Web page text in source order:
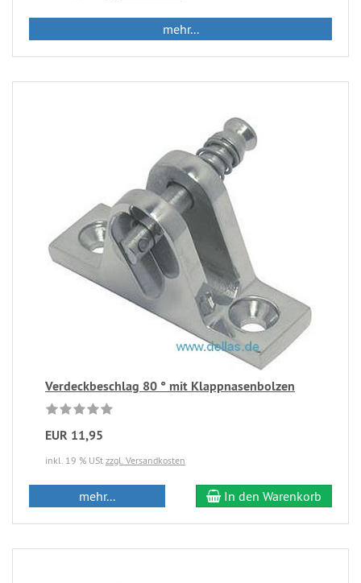
mehr...
Verdeckbeschlag 80 ° mit Klappnasenbolzen
EUR 11,95
inkl. 19 % USt zzgl. Versandkosten
mehr... In den Warenkorb